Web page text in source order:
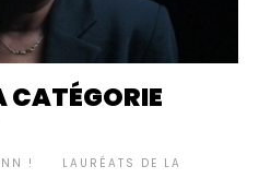
CATÉGORIE
!
LAURÉATS DE LA